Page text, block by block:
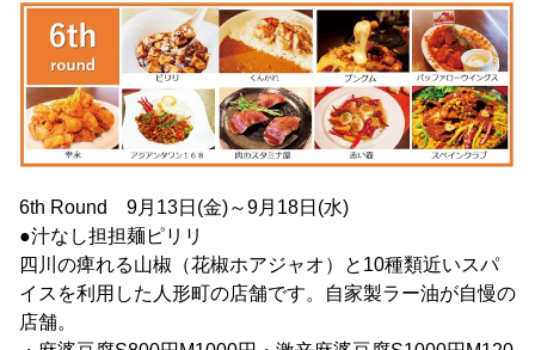
6th Round 9月13日(金)～9月18日(水)
●汁なし担担麺ピリリ
四川の痺れる山椒（花椒ホアジャオ）と10種類近いスパ
イスを利用した人形町の店舗です。自家製ラー油が自慢の
店舗。